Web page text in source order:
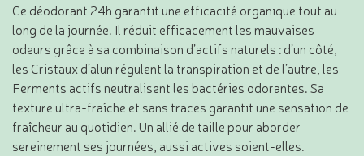
Ce déodorant 24h garantit une efficacité organique tout au
long de la journée. Il réduit efficacement les mauvaises
odeurs grâce à sa combinaison d’actifs naturels : d’un côté,
les Cristaux d’alun régulent la transpiration et de l’autre, les
Ferments actifs neutralisent les bactéries odorantes. Sa
texture ultra-fraîche et sans traces garantit une sensation de
fraîcheur au quotidien. Un allié de taille pour aborder
sereinement ses journées, aussi actives soient-elles.